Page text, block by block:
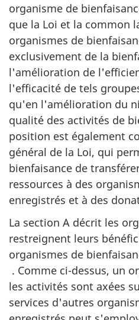
organisme de
que la Loi et la common
organismes de
exclusivement de la
l'amélioration de
l'efficacité de tels
qu'en l'amélioration du
qualité des activités de
position est également
général de la Loi, qui
bienfaisance de
ressources à des
enregistrés et à des
La section A décrit les
restreignent leurs
organismes de
. Comme ci-dessus, un
les activités sont axées
services d'autres